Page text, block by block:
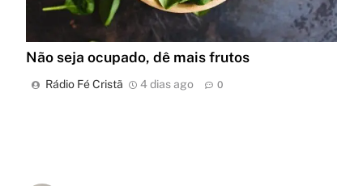
Não seja ocupado, dê mais frutos
Rádio Fé Cristã 4 dias ago 0